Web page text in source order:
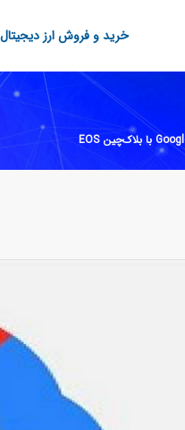
خرید و فروش ارز دیجیتال